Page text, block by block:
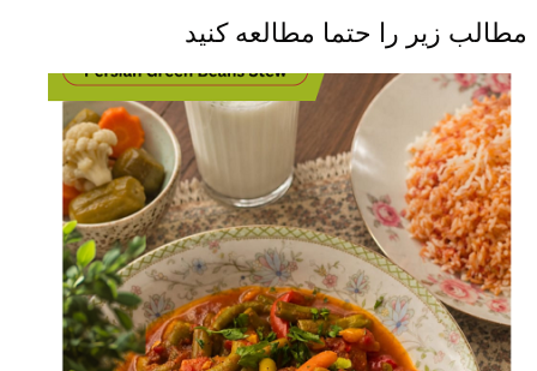
مطالب زیر را حتما مطالعه کنید